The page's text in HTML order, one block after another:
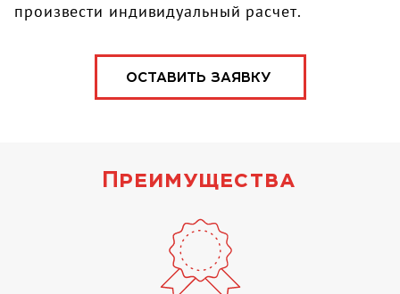
произвести индивидуальный расчет.
ОСТАВИТЬ ЗАЯВКУ
Преимущества